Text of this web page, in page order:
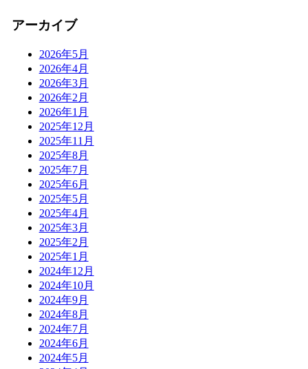
アーカイブ
2026年5月
2026年4月
2026年3月
2026年2月
2026年1月
2025年12月
2025年11月
2025年8月
2025年7月
2025年6月
2025年5月
2025年4月
2025年3月
2025年2月
2025年1月
2024年12月
2024年10月
2024年9月
2024年8月
2024年7月
2024年6月
2024年5月